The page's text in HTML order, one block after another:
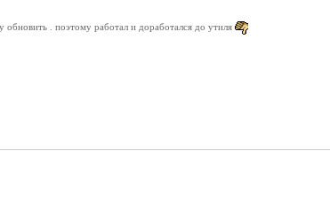
. поэтому работал и доработался до утиля